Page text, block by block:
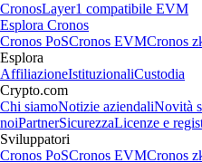
CronosLayer1 compatibile EVM
Esplora Cronos
Cronos PoSCronos EVMCronos
Esplora
AffiliazioneIstituzionaliCustodia
Crypto.com
Chi siamoNotizie aziendaliNovità
noiPartnerSicurezzaLicenze e
Sviluppatori
Cronos PoSCronos EVMCronos